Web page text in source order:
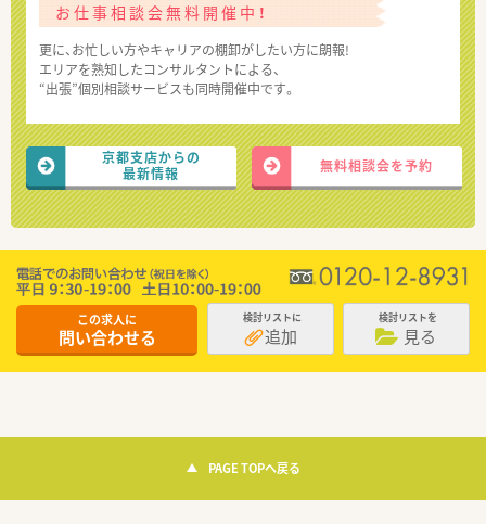
お仕事相談会無料開催中！
更に、お忙しい方やキャリアの棚卸がしたい方に朗報!
エリアを熟知したコンサルタントによる、
“出張”個別相談サービスも同時開催中です。
京都支店からの
最新情報
無料相談会を予約
この求人に
問い合わせる
検討リストに
追加
検討リストを
見る
PAGE TOPへ戻る